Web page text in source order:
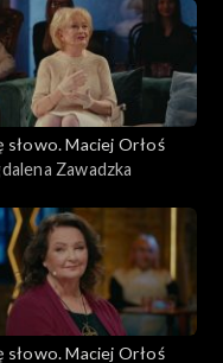
słowo. Maciej Orłoś
Zawadzka
słowo. Maciej Orłoś